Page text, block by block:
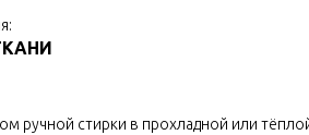
ручной стирки в прохладной или